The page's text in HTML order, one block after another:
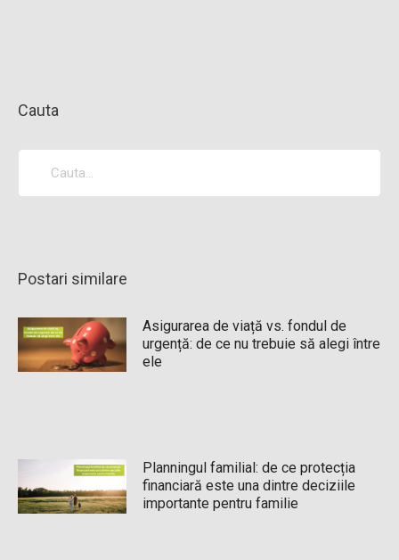
Cauta
Postari similare
Asigurarea de viață vs. fondul de
urgență: de ce nu trebuie să alegi între
ele
Planningul familial: de ce protecția
financiară este una dintre deciziile
importante pentru familie